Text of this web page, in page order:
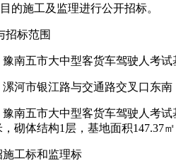
的施工及监理进行公开招标。
标范围
五市大中型客货车驾驶人考试
河市银江路与交通路交叉口东南
五市大中型客货车驾驶人考试
砌体结构1层，基地面积147.37
工标和监理标